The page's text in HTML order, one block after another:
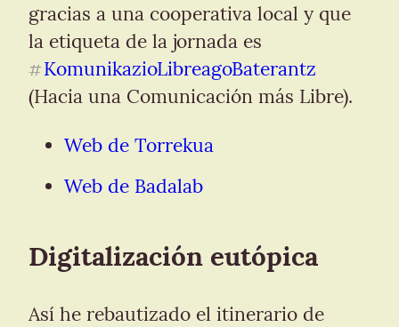
gracias a una cooperativa local y que
#KomunikazioLibreagoBaterantz
(Hacia una Comunicación más Libre).
Web de Torrekua
Web de Badalab
Digitalización eutópica
Así he rebautizado el itinerario de